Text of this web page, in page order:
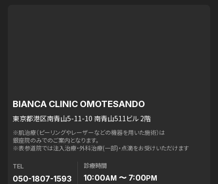
BIANCA CLINIC OMOTESANDO
東京都港区南青山5-11-10 南青山511ビル 2階
※肌治療（ピーリングやレーザーなどの機器を用いた施術）は
銀座院のみでのご案内となります。
※表参道院では注入治療・外科治療(一部)・点滴をお受けいただけます
TEL
050-1807-1593
診療時間
10:00AM 〜 7:00PM